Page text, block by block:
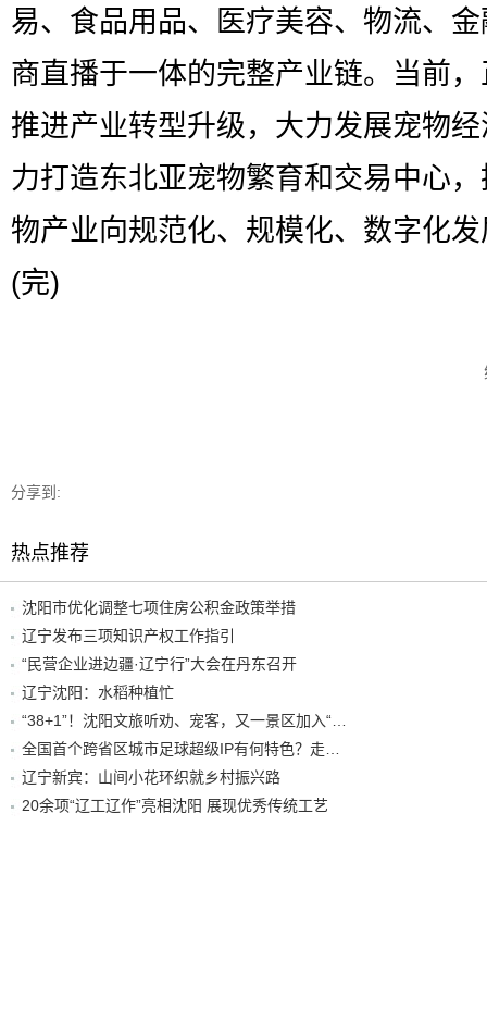
易、食品用品、医疗美容、物流、
商直播于一体的完整产业链。当前
推进产业转型升级，大力发展宠物
力打造东北亚宠物繁育和交易中心
物产业向规范化、规模化、数字化
(完)
分享到:
热点推荐
沈阳市优化调整七项住房公积金政策举措
辽宁发布三项知识产权工作指引
“民营企业进边疆·辽宁行”大会在丹东召开
辽宁沈阳：水稻种植忙
辽宁新宾：山间小花环织就乡村振兴路
20余项“辽工辽作”亮相沈阳 展现优秀传统工艺